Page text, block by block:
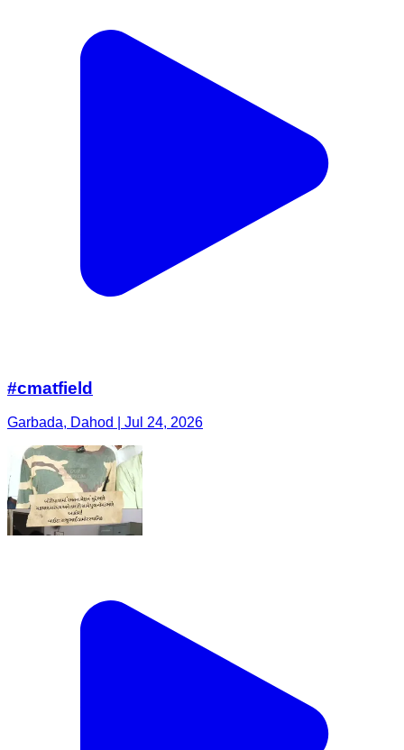
#cmatfield
Garbada, Dahod | Jul 24, 2026